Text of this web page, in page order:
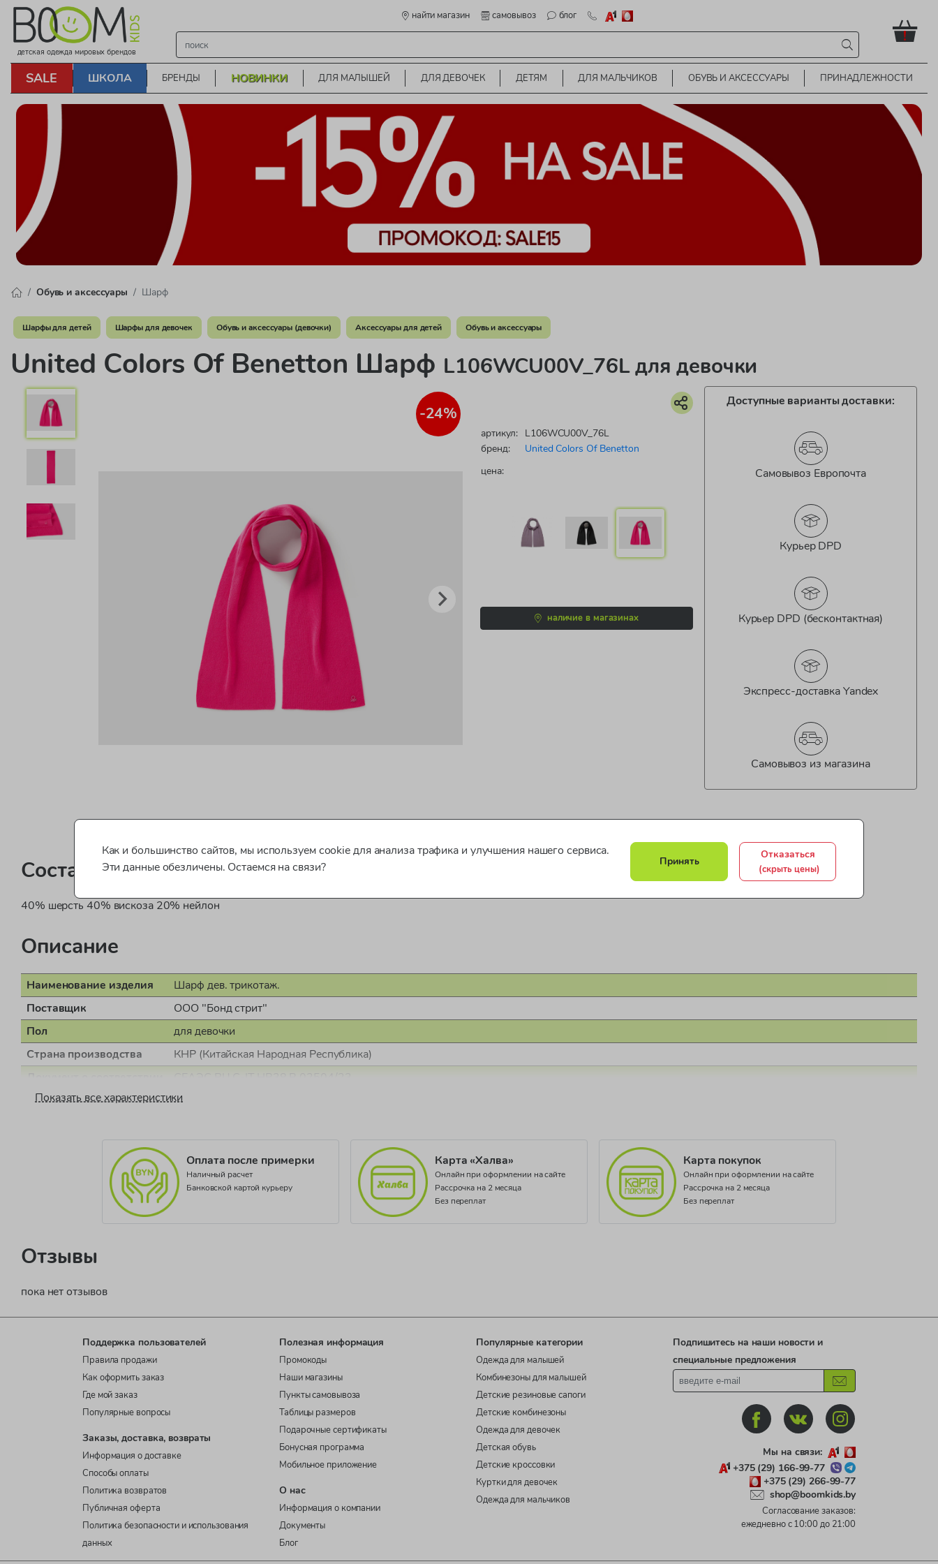
детская одежда мировых брендов
найти магазин самовывоз блог
!
SALE ШКОЛА БРЕНДЫ НОВИНКИ ДЛЯ МАЛЫШЕЙ ДЛЯ ДЕВОЧЕК ДЕТЯМ ДЛЯ МАЛЬЧИКОВ ОБУВЬ И АКСЕССУАРЫ ПРИНАДЛЕЖНОСТИ
Обувь и аксессуары Шарф
Шарфы для детей Шарфы для девочек Обувь и аксессуары (девочки) Аксессуары для детей Обувь и аксессуары
United Colors Of Benetton Шарф L106WCU00V_76L для девочки
-24%
артикул: L106WCU00V_76L
бренд:
United Colors Of Benetton
цена:
наличие в магазинах
Доступные варианты доставки:
Самовывоз Европочта
Курьер DPD
Курьер DPD (бесконтактная)
Экспресс-доставка Yandex
Самовывоз из магазина
Состав
40% шерсть 40% вискоза 20% нейлон
Описание
Наименование изделия
Шарф дев. трикотаж.
Поставщик
ООО "Бонд стрит"
Пол
для девочки
Страна производства
КНР (Китайская Народная Республика)
Коллекция
Basico Fall JB
Показать все характеристики
Оплата после примерки
Наличный расчет
Банковской картой курьеру
Карта «Халва»
Онлайн при оформлении на сайте
Рассрочка на 2 месяца
Без переплат
Карта покупок
Онлайн при оформлении на сайте
Рассрочка на 2 месяца
Без переплат
Отзывы
пока нет отзывов
Поддержка пользователей
Правила продажи
Как оформить заказ
Где мой заказ
Популярные вопросы
Заказы, доставка, возвраты
Информация о доставке
Способы оплаты
Политика возвратов
Публичная оферта
Политика безопасности и использования
данных
Полезная информация
Промокоды
Наши магазины
Пункты самовывоза
Таблицы размеров
Подарочные сертификаты
Бонусная программа
Мобильное приложение
О нас
Информация о компании
Документы
Блог
Популярные категории
Одежда для малышей
Комбинезоны для малышей
Детские резиновые сапоги
Детские комбинезоны
Одежда для девочек
Детская обувь
Детские кроссовки
Куртки для девочек
Одежда для мальчиков
Подпишитесь на наши новости и
специальные предложения
Мы на связи:
+375 (29) 166-99-77
+375 (29) 266-99-77
shop@boomkids.by
Согласование заказов:
ежедневно с 10:00 до 21:00
Как и большинство сайтов, мы используем cookie для анализа трафика и улучшения нашего сервиса.
Эти данные обезличены. Остаемся на связи?
Принять
Отказаться
(скрыть цены)